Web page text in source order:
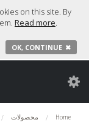
on this site. By
Read more.
OK, CONTINUE ✖
Home محصولات